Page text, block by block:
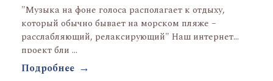
"Музыка на фоне голоса располагает к отдыху,
который обычно бывает на морском пляже –
расслабляющий, релаксирующий" Наш интернет
проект бли ...
Подробнее